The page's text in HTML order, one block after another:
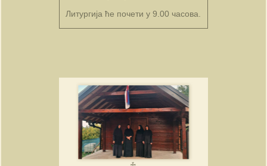
Литургија ће почети у 9.00 часова.